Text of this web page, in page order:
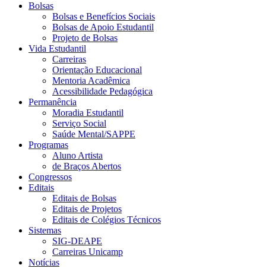
Bolsas
Bolsas e Benefícios Sociais
Bolsas de Apoio Estudantil
Projeto de Bolsas
Vida Estudantil
Carreiras
Orientação Educacional
Mentoria Acadêmica
Acessibilidade Pedagógica
Permanência
Moradia Estudantil
Serviço Social
Saúde Mental/SAPPE
Programas
Aluno Artista
de Braços Abertos
Congressos
Editais
Editais de Bolsas
Editais de Projetos
Editais de Colégios Técnicos
Sistemas
SIG-DEAPE
Carreiras Unicamp
Notícias